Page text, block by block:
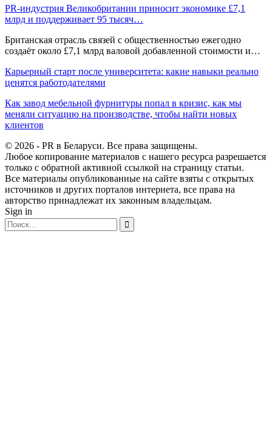
PR-индустрия Великобритании приносит экономике £7,1
млрд и поддерживает 95 тысяч…
Британская отрасль связей с общественностью ежегодно
создаёт около £7,1 млрд валовой добавленной стоимости и…
Карьерный старт после университета: какие навыки реально
ценятся работодателями
Как завод мебельной фурнитуры попал в кризис, как мы
меняли ситуацию на производстве, чтобы найти новых
клиентов
© 2026 - PR в Беларуси. Все права защищены.
Любое копирование материалов с нашего ресурса разрешается
только с обратной активной ссылкой на страницу статьи.
Все материалы опубликованные на сайте взяты с открытых
источников и других порталов интернета, все права на
авторство принадлежат их законным владельцам.
Sign in